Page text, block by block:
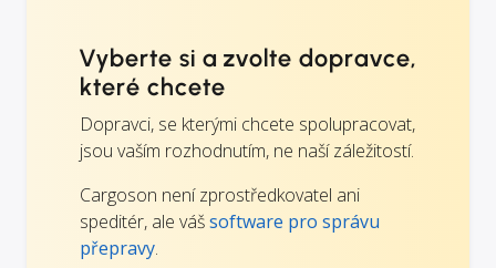
Vyberte si a zvolte dopravce,
které chcete
Dopravci, se kterými chcete spolupracovat,
jsou vaším rozhodnutím, ne naší záležitostí.
Cargoson není zprostředkovatel ani
speditér, ale vášsoftware pro správu
přepravy.